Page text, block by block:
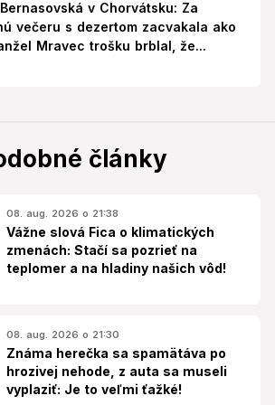
v Chorvátsku: Za
večeru s dezertom zacvakala ako
Mravec trošku brblal, že...
články
08. aug. 2026 o 21:38
Vážne slová Fica o klimatických
zmenách: Stačí sa pozrieť na
teplomer a na hladiny našich vôd!
08. aug. 2026 o 21:30
Známa herečka sa spamätáva po
hrozivej nehode, z auta sa museli
vyplaziť: Je to veľmi ťažké!